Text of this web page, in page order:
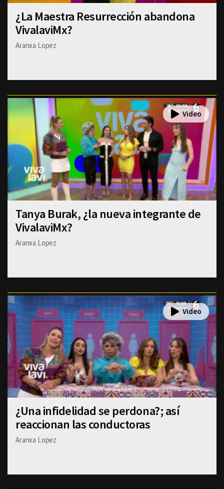
¿La Maestra Resurrección abandona
VivalaviMx?
Aranxa Lopez
Tanya Burak, ¿la nueva integrante de
VivalaviMx?
Aranxa Lopez
¿Una infidelidad se perdona?; así
reaccionan las conductoras
Aranxa Lopez